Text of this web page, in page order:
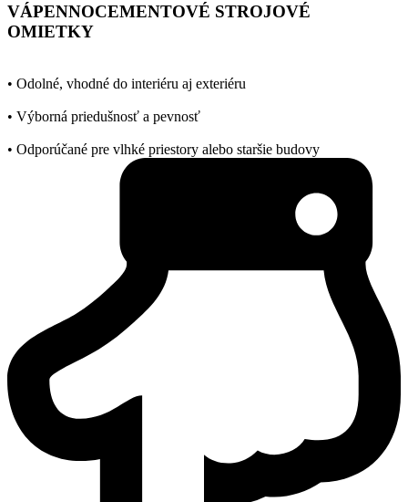
VÁPENNOCEMENTOVÉ STROJOVÉ
OMIETKY
• Odolné, vhodné do interiéru aj exteriéru
• Výborná priedušnosť a pevnosť
• Odporúčané pre vlhké priestory alebo staršie budovy